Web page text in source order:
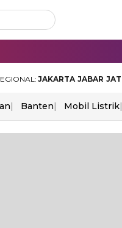
JAKARTA JABAR
Banten Mobil Listrik